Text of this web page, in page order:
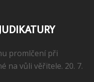
promlčení při
na vůli věřitele. 20. 7.